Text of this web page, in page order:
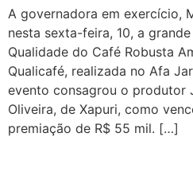
A governadora em exercício,
nesta sexta-feira, 10, a
Qualidade do Café Robusta
Qualicafé, realizada no Afa
evento consagrou o produtor
Oliveira, de Xapuri, como
premiação de R$ 55 mil. […]